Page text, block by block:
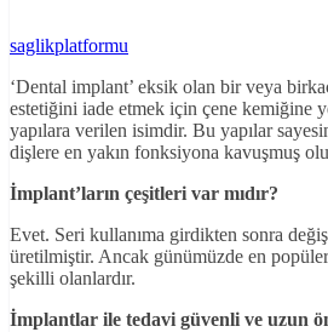
saglikplatformu
‘Dental implant’ eksik olan bir veya
estetiğini iade etmek için çene kemiğine
yapılara verilen isimdir. Bu yapılar
dişlere en yakın fonksiyona kavuşmuş
İmplant’ların çeşitleri var mıdır?
Evet. Seri kullanıma girdikten sonra
üretilmiştir. Ancak günümüzde en
şekilli olanlardır.
İmplantlar ile tedavi güvenli ve uzun